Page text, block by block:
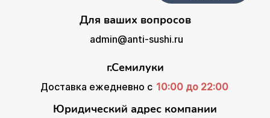
Для ваших вопросов
admin@anti-sushi.ru
г.Семилуки
Доставка ежедневно с 10:00 до 22:00
Юридический адрес компании